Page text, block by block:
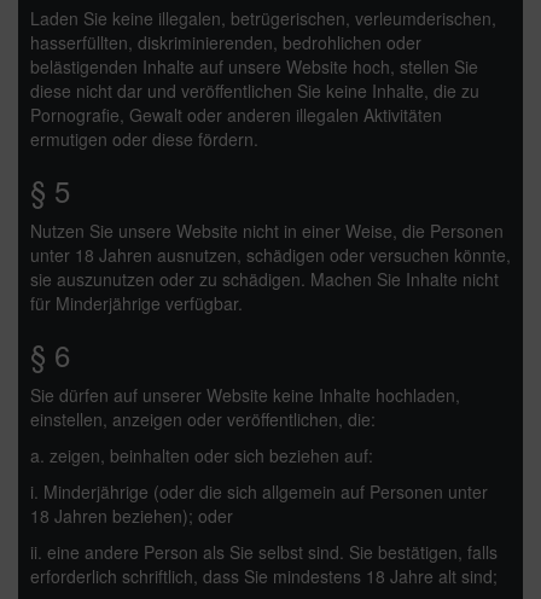
Laden Sie keine illegalen, betrügerischen, verleumderischen,
hasserfüllten, diskriminierenden, bedrohlichen oder
belästigenden Inhalte auf unsere Website hoch, stellen Sie
diese nicht dar und veröffentlichen Sie keine Inhalte, die zu
Pornografie, Gewalt oder anderen illegalen Aktivitäten
ermutigen oder diese fördern.
§ 5
Nutzen Sie unsere Website nicht in einer Weise, die Personen
unter 18 Jahren ausnutzen, schädigen oder versuchen könnte,
sie auszunutzen oder zu schädigen. Machen Sie Inhalte nicht
für Minderjährige verfügbar.
§ 6
Sie dürfen auf unserer Website keine Inhalte hochladen,
einstellen, anzeigen oder veröffentlichen, die:
a. zeigen, beinhalten oder sich beziehen auf:
i. Minderjährige (oder die sich allgemein auf Personen unter
18 Jahren beziehen); oder
ii. eine andere Person als Sie selbst sind. Sie bestätigen, falls
erforderlich schriftlich, dass Sie mindestens 18 Jahre alt sind;